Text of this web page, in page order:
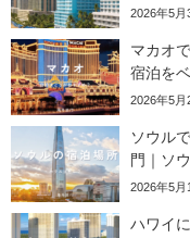
2026年5月
マカオ
宿泊を
2026年5月
ソウル
門｜ソ
2026年5月
ハワイ